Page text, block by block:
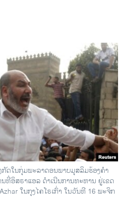
ກັດໃນກຸ່ມພະລາດອນພາບມຸສລິມຮ້ອງຄໍາ
ທີ່ອິສຣາແອລ ດໍາເນີນການທະຫານ ຢູ່ເຂດ
ໃນກຸງໄຄໂຣເກົ່າ ໃນວັນທີ 16 ພະຈິກ